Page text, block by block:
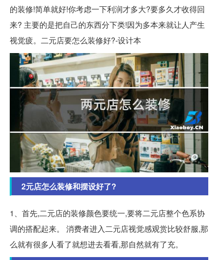
的装修!简单就好!你考虑一下利润才多大?要多久才收得回
来? 主要的是把自己的东西分下类!因为多本来就让人产生
视觉疲。二元店要怎么装修好?-设计本
2元店怎么装修和摆设好了?
1、首先,二元店的装修颜色要统一,要将二元店整个色系协
调的搭配起来。 消费者进入二元店视觉感观赏比较舒服,那
么就有很多人看了就想进去看看,那自然就有了充。